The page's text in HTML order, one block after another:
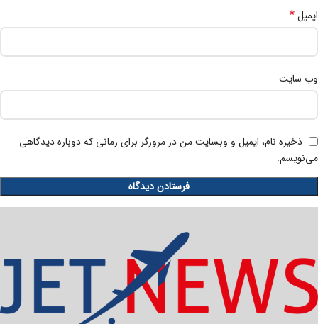
ایمیل*
وب‌ سایت
ذخیره نام، ایمیل و وبسایت من در مرورگر برای زمانی که دوباره دیدگاهی
می‌نویسم.